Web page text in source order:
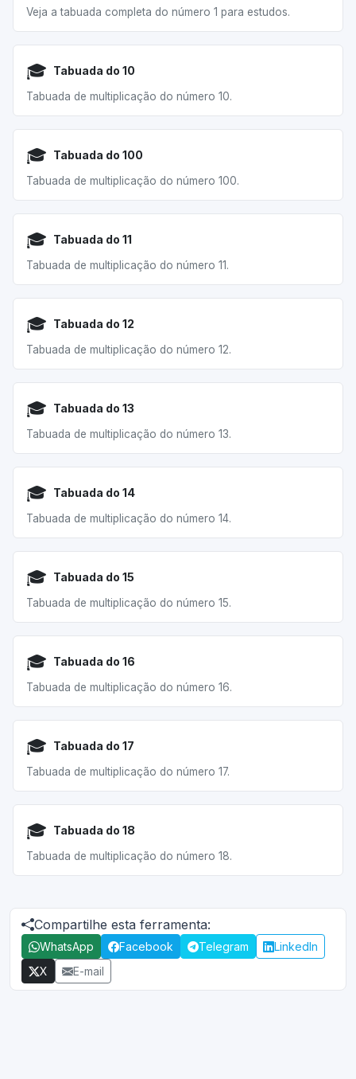
Veja a tabuada completa do número 1 para estudos.
🎓 Tabuada do 10
Tabuada de multiplicação do número 10.
🎓 Tabuada do 100
Tabuada de multiplicação do número 100.
🎓 Tabuada do 11
Tabuada de multiplicação do número 11.
🎓 Tabuada do 12
Tabuada de multiplicação do número 12.
🎓 Tabuada do 13
Tabuada de multiplicação do número 13.
🎓 Tabuada do 14
Tabuada de multiplicação do número 14.
🎓 Tabuada do 15
Tabuada de multiplicação do número 15.
🎓 Tabuada do 16
Tabuada de multiplicação do número 16.
🎓 Tabuada do 17
Tabuada de multiplicação do número 17.
🎓 Tabuada do 18
Tabuada de multiplicação do número 18.
Compartilhe esta ferramenta:
WhatsApp Facebook Telegram
LinkedIn
X
E-mail